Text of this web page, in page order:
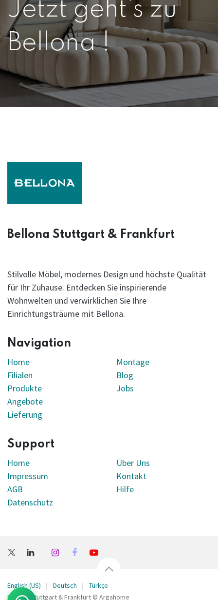
Jetzt geht’s zu
Bellona !
Bellona Stuttgart & Frankfurt
Stilvolle Möbel, modernes Design und höchste Qualität
für Ihr Zuhause. Entdecken Sie inspirierende
Wohnwelten und verwirklichen Sie Ihre
Einrichtungsträume mit Bellona.
Navigation
Home
Filialen
Produkte
Angebote
Lieferung
Montage
Blog
Jobs
Support
Home
Impressum
AGB
Datenschutz
Über Uns
Kontakt
Hilfe
Bellona Stuttgart & Frankfurt © Argahome
English (US) | Deutsch | Türkçe